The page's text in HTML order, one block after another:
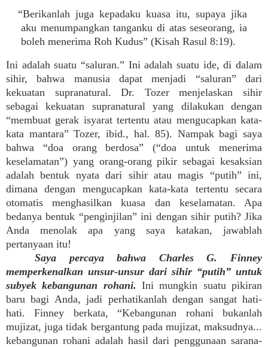
“Berikanlah juga kepadaku kuasa itu, supaya jika
aku menumpangkan tanganku di atas seseorang, ia
boleh menerima Roh Kudus” (Kisah Rasul 8:19).
Ini adalah suatu “saluran.” Ini adalah suatu ide, di dalam
sihir, bahwa manusia dapat menjadi “saluran” dari
kekuatan supranatural. Dr. Tozer menjelaskan sihir
sebagai kekuatan supranatural yang dilakukan dengan
“membuat gerak isyarat tertentu atau mengucapkan kata-
kata mantara” Tozer, ibid., hal. 85). Nampak bagi saya
bahwa “doa orang berdosa” (“doa untuk menerima
keselamatan”) yang orang-orang pikir sebagai kesaksian
adalah bentuk nyata dari sihir atau magis “putih” ini,
dimana dengan mengucapkan kata-kata tertentu secara
otomatis menghasilkan kuasa dan keselamatan. Apa
bedanya bentuk “penginjilan” ini dengan sihir putih? Jika
Anda menolak apa yang saya katakan, jawablah
pertanyaan itu!
Saya percaya bahwa Charles G. Finney
memperkenalkan unsur-unsur dari sihir “putih” untuk
subyek kebangunan rohani. Ini mungkin suatu pikiran
baru bagi Anda, jadi perhatikanlah dengan sangat hati-
hati. Finney berkata, “Kebangunan rohani bukanlah
mujizat, juga tidak bergantung pada mujizat, maksudnya...
kebangunan rohani adalah hasil dari penggunaan sarana-